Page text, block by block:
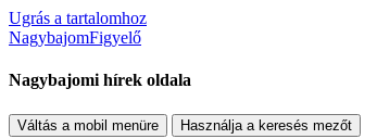
Ugrás a tartalomhoz
NagybajomFigyelő
Nagybajomi hírek oldala
Váltás a mobil menüre Használja a keresés mezőt